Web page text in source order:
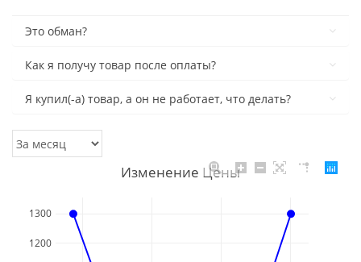
Это обман?
Как я получу товар после оплаты?
Я купил(-а) товар, а он не работает, что делать?
1200
1300
Изменение Цены